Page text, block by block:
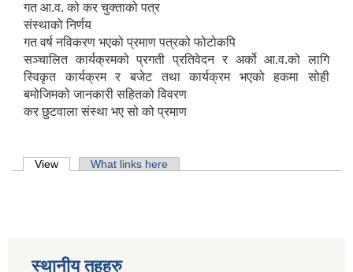
गत आ.व. को कर चुक्ताको पत्र
संस्थाको निर्णय
गत वर्ष नविकरण भएको प्रमाण पत्रको फोटोकपि
सञ्चालित कार्यक्रमको प्रगती प्रतिवेदन र अर्को आ.व.को लागि
स्विकृत कार्यक्रम र बजेट तथा कार्यक्रम भएको हकमा सोही
बमोजिमको जानकारी सहितको विवरण
कर छुटवाला संस्था भए सो को प्रमाण
Primary tabs
View (active tab)What links here
स्थानीय तहहरु